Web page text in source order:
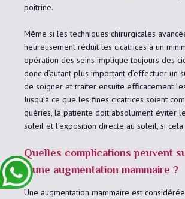
poitrine.
Même si les techniques chirurgicales
heureusement réduit les cicatrices à un
opération des seins implique toujours des
donc d’autant plus important d’effectuer un
de soigner et traiter ensuite efficacement
Jusqu’à ce que les fines cicatrices soient
guéries, la patiente doit absolument éviter
soleil et l’exposition directe au soleil, si
Quelles complications peuvent
d’une augmentation mammaire ?
Une augmentation mammaire est